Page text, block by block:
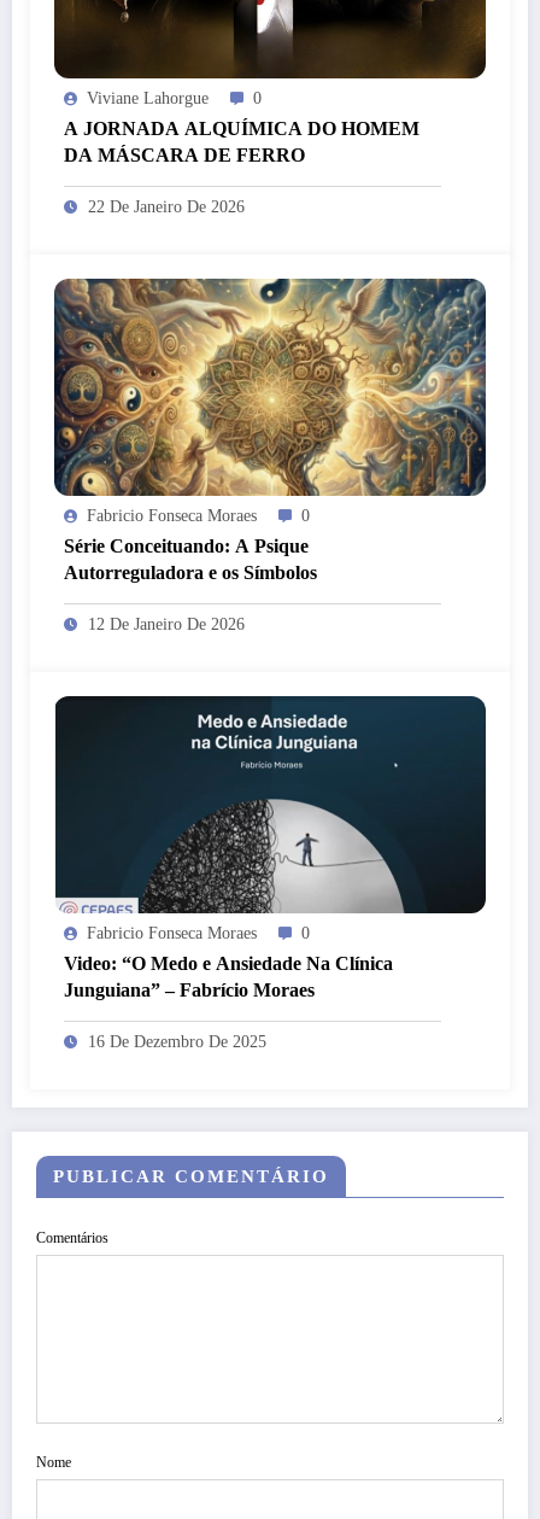
Viviane Lahorgue 0
A JORNADA ALQUÍMICA DO HOMEM
DA MÁSCARA DE FERRO
22 De Janeiro De 2026
Fabricio Fonseca Moraes 0
Série Conceituando: A Psique
Autorreguladora e os Símbolos
12 De Janeiro De 2026
Fabricio Fonseca Moraes 0
Video: “O Medo e Ansiedade Na Clínica
Junguiana” – Fabrício Moraes
16 De Dezembro De 2025
PUBLICAR COMENTÁRIO
Comentários
Nome